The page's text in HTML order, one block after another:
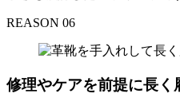
REASON 06
修理やケアを前提に長く